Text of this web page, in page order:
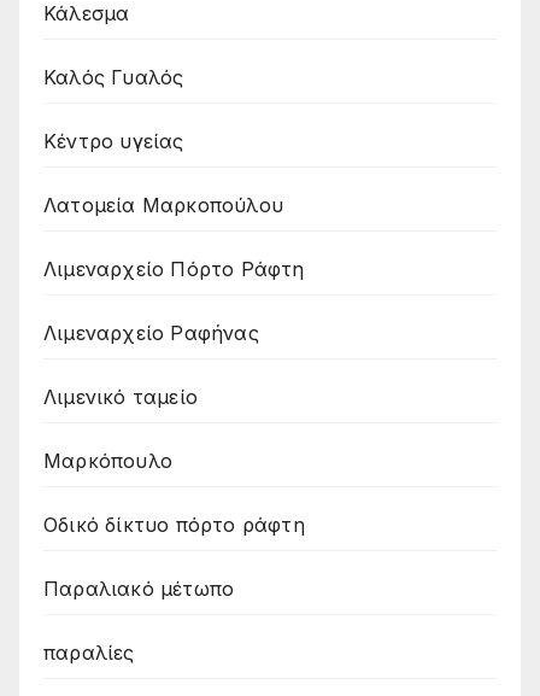
Κάλεσμα
Καλός Γυαλός
Κέντρο υγείας
Λατομεία Μαρκοπούλου
Λιμεναρχείο Πόρτο Ράφτη
Λιμεναρχείο Ραφήνας
Λιμενικό ταμείο
Μαρκόπουλο
Οδικό δίκτυο πόρτο ράφτη
Παραλιακό μέτωπο
παραλίες